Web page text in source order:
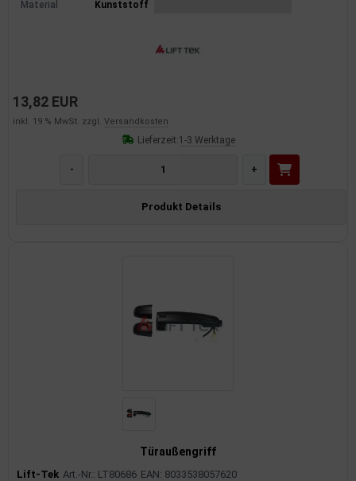
Material
Kunststoff
13,82 EUR
inkl. 19 % MwSt. zzgl. Versandkosten
Lieferzeit:1-3 Werktage
- +
Produkt Details
Türaußengriff
Lift-Tek Art.-Nr.: LT80686 EAN: 8033538057620